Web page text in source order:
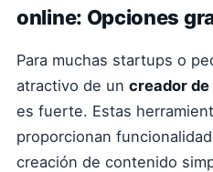
online: Opciones
Para muchas startups o
atractivo de un creador
es fuerte. Estas
proporcionan
creación de contenido